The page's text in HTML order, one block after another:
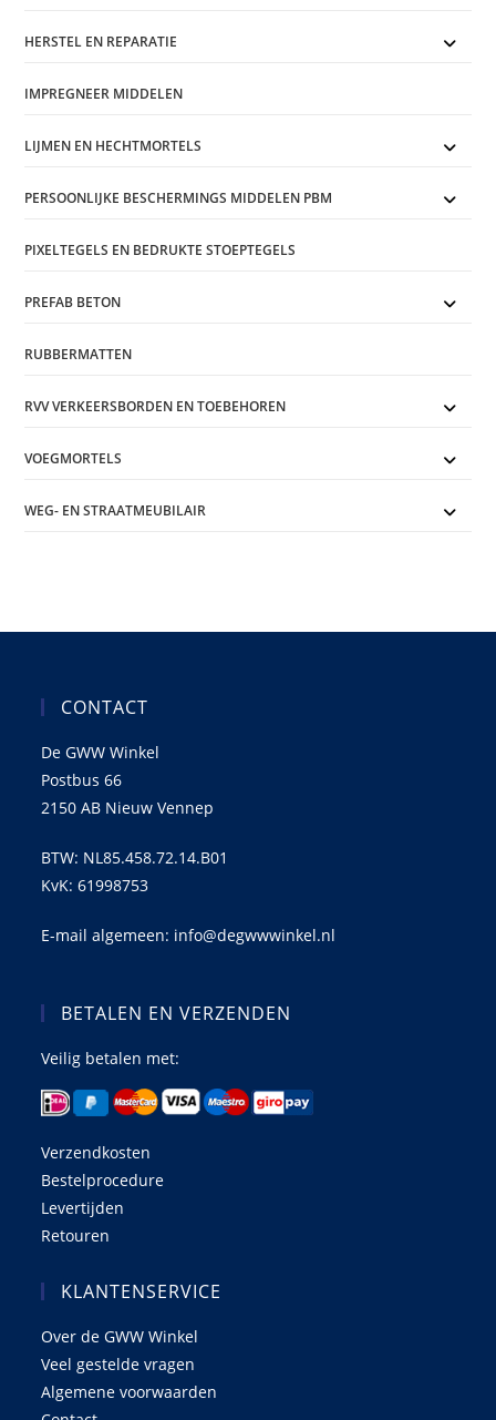
HERSTEL EN REPARATIE
IMPREGNEER MIDDELEN
LIJMEN EN HECHTMORTELS
PERSOONLIJKE BESCHERMINGS MIDDELEN PBM
PIXELTEGELS EN BEDRUKTE STOEPTEGELS
PREFAB BETON
RUBBERMATTEN
RVV VERKEERSBORDEN EN TOEBEHOREN
VOEGMORTELS
WEG- EN STRAATMEUBILAIR
CONTACT
De GWW Winkel
Postbus 66
2150 AB Nieuw Vennep
BTW: NL85.458.72.14.B01
KvK: 61998753
E-mail algemeen: info@degwwwinkel.nl
BETALEN EN VERZENDEN
Veilig betalen met:
Verzendkosten
Bestelprocedure
Levertijden
Retouren
KLANTENSERVICE
Over de GWW Winkel
Veel gestelde vragen
Algemene voorwaarden